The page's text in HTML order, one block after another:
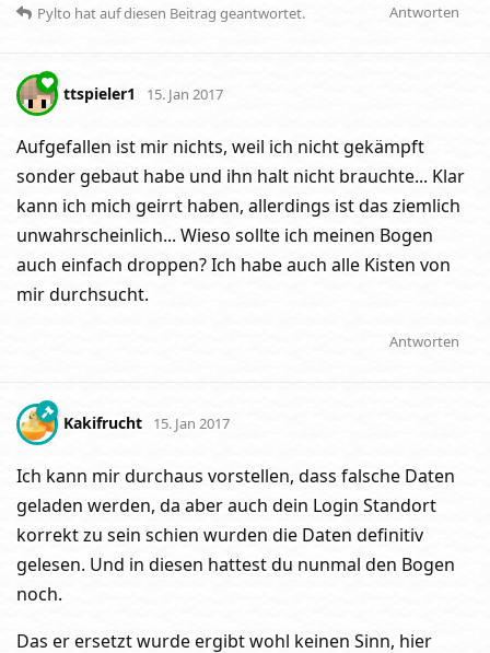
Antworten
Pylto hatauf diesen Beitrag geantwortet.
ttspieler1 15. Jan 2017
Aufgefallen ist mir nichts, weil ich nicht gekämpft
sonder gebaut habe und ihn halt nicht brauchte... Klar
kann ich mich geirrt haben, allerdings ist das ziemlich
unwahrscheinlich... Wieso sollte ich meinen Bogen
auch einfach droppen? Ich habe auch alle Kisten von
mir durchsucht.
Antworten
Kakifrucht 15. Jan 2017
Ich kann mir durchaus vorstellen, dass falsche Daten
geladen werden, da aber auch dein Login Standort
korrekt zu sein schien wurden die Daten definitiv
gelesen. Und in diesen hattest du nunmal den Bogen
noch.
Das er ersetzt wurde ergibt wohl keinen Sinn, hier